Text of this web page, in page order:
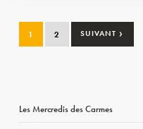
1 2 SUIVANT ›
Les Mercredis des Carmes